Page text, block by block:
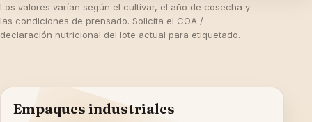
Los valores varían según el cultivar, el año de cosecha y
las condiciones de prensado. Solicita el COA /
declaración nutricional del lote actual para etiquetado.
Empaques industriales